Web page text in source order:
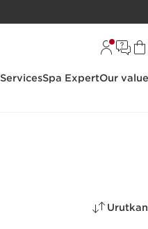
ServicesSpa ExpertOur
Urutkan